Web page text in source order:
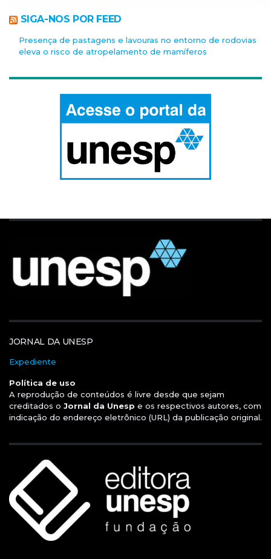
SIGA-NOS POR FEED
Presença de pastagens e lavouras no entorno de rodovias
eleva o risco de atropelamento de mamíferos
JORNAL DA UNESP
Expediente
Política de uso
A reprodução de conteúdos é livre desde que sejam
creditados o Jornal da Unesp e os respectivos autores, com
indicação do endereço eletrônico (URL) da publicação original.